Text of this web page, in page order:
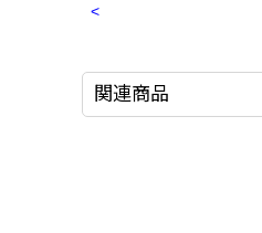
<
関連商品